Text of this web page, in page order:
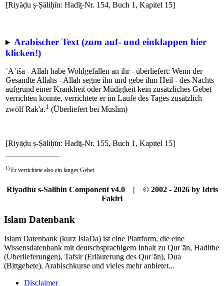
[Riyāḍu ṣ-Ṣāliḥīn: Hadīṯ-Nr. 154, Buch 1, Kapitel 15]
Arabischer Text (zum auf- und einklappen hier
klicken!)
ʿAʾiša - Allāh habe Wohlgefallen an ihr - überliefert: Wenn der
Gesandte Allāhs - Allāh segne ihn und gebe ihm Heil - des Nachts
aufgrund einer Krankheit oder Müdigkeit kein zusätzliches Gebet
verrichten konnte, verrichtete er im Laufe des Tages zusätzlich
zwölf Rak'a.1 (Überliefert bei Muslim)
[Riyāḍu ṣ-Ṣāliḥīn: Hadīṯ-Nr. 155, Buch 1, Kapitel 15]
1) Er verrichtete also ein langes Gebet.
Riyadhu s-Salihin Component v4.0 | © 2002 - 2026 by Idris
Fakiri
Islam Datenbank
Islam Datenbank (kurz IslaDa) ist eine Plattform, die eine
Wissensdatenbank mit deutschsprachigem Inhalt zu Qurʾān, Hadithe
(Überlieferungen), Tafsir (Erläuterung des Qurʾān), Dua
(Bittgebete), Arabischkurse und vieles mehr anbietet...
Disclaimer